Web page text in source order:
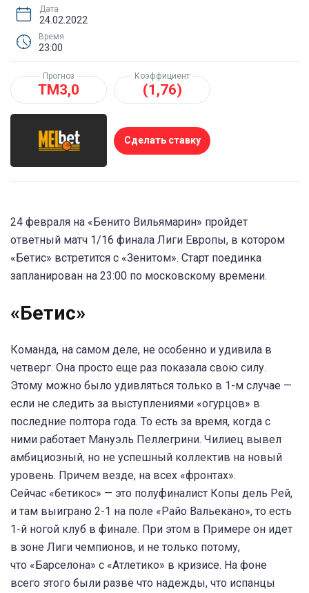
Дата
24.02.2022
Время
23:00
Прогноз
ТМ3,0
Коэффициент
(1,76)
Сделать ставку
24 февраля на «Бенито Вильямарин» пройдет
ответный матч 1/16 финала Лиги Европы, в котором
«Бетис» встретится с «Зенитом». Старт поединка
запланирован на 23:00 по московскому времени.
«Бетис»
Команда, на самом деле, не особенно и удивила в
четверг. Она просто еще раз показала свою силу.
Этому можно было удивляться только в 1-м случае —
если не следить за выступлениями «огурцов» в
последние полтора года. То есть за время, когда с
ними работает Мануэль Пеллегрини. Чилиец вывел
амбициозный, но не успешный коллектив на новый
уровень. Причем везде, на всех «фронтах».
Сейчас «бетикос» — это полуфиналист Копы дель Рей,
и там выиграно 2-1 на поле «Райо Вальекано», то есть
1-й ногой клуб в финале. При этом в Примере он идет
в зоне Лиги чемпионов, и не только потому,
что «Барселона» с «Атлетико» в кризисе. На фоне
всего этого были разве что надежды, что испанцы